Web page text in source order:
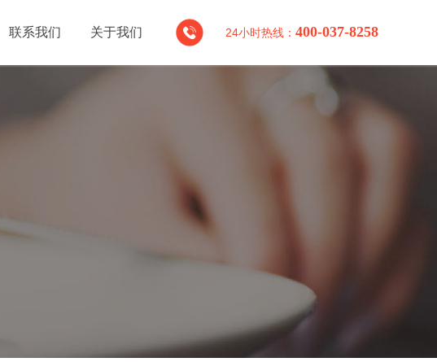
联系我们 关于我们 24小时热线： 400-037-8258